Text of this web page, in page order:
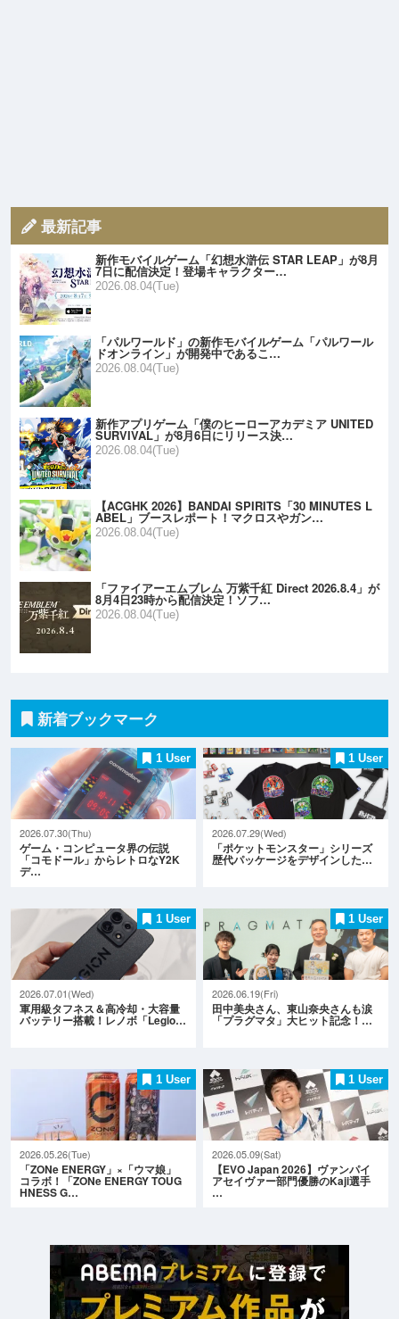
最新記事
新作モバイルゲーム「幻想水滸伝 STAR LEAP」が8月
7日に配信決定！登場キャラクター…
2026.08.04(Tue)
「パルワールド」の新作モバイルゲーム「パルワール
ドオンライン」が開発中であるこ…
2026.08.04(Tue)
新作アプリゲーム「僕のヒーローアカデミア UNITED
SURVIVAL」が8月6日にリリース決…
2026.08.04(Tue)
【ACGHK 2026】BANDAI SPIRITS「30 MINUTES L
ABEL」ブースレポート！マクロスやガン…
2026.08.04(Tue)
「ファイアーエムブレム 万紫千紅 Direct 2026.8.4」が
8月4日23時から配信決定！ソフ…
2026.08.04(Tue)
新着ブックマーク
1 User
2026.07.30(Thu)
ゲーム・コンピュータ界の伝説
「コモドール」からレトロなY2K
デ…
1 User
2026.07.29(Wed)
「ポケットモンスター」シリーズ
歴代パッケージをデザインした…
1 User
2026.07.01(Wed)
軍用級タフネス＆高冷却・大容量
バッテリー搭載！レノボ「Legio…
1 User
2026.06.19(Fri)
田中美央さん、東山奈央さんも涙
「プラグマタ」大ヒット記念！…
1 User
2026.05.26(Tue)
「ZONe ENERGY」×「ウマ娘」
コラボ！「ZONe ENERGY TOUG
HNESS G…
1 User
2026.05.09(Sat)
【EVO Japan 2026】ヴァンパイ
アセイヴァー部門優勝のKaji選手
…